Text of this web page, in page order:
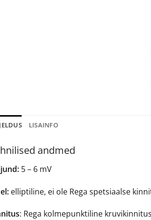
LISAINFO
andmed
5 – 6 mV
elliptiline, ei ole Rega spetsiaalse
: ​Rega kolmepunktiline kruvikinnitus